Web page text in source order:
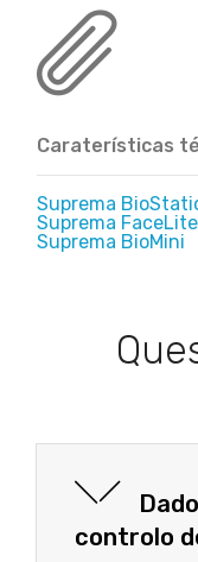
Caraterísticas
Suprema
Suprema FaceLite
Suprema BioMini
controlo